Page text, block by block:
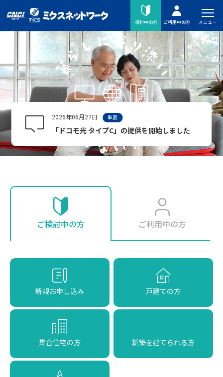
検討中の方 ご利用中の方 メニュー
2026年06月27日 重要
「ドコモ光 タイプC」の提供を開始しました
ご検討中の方 ご利用中の方
新規お申し込み 戸建ての方
集合住宅の方 新築を建てられる方